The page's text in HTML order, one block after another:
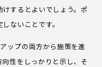
するとよいでしょう。ポ
ないことです。
ップの両方から施策を進
性をしっかりと示し、そ